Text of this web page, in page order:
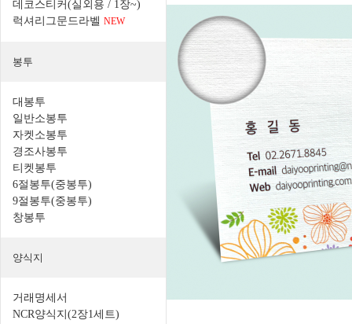
데코스티커(실외용 / 1장~)
럭셔리그문드라벨 NEW
봉투
대봉투
일반소봉투
자켓소봉투
경조사봉투
티켓봉투
6절봉투(중봉투)
9절봉투(중봉투)
창봉투
양식지
거래명세서
NCR양식지(2장1세트)